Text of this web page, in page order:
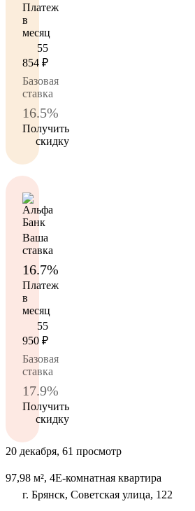
Платеж
в
месяц
55
854 ₽
Базовая
ставка
16.5%
Получить
скидку
Ваша
ставка
16.7%
Платеж
в
месяц
55
950 ₽
Базовая
ставка
17.9%
Получить
скидку
20 декабря, 61 просмотр
97,98 м², 4Е-комнатная квартира
г. Брянск, Советская улица, 122